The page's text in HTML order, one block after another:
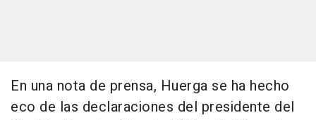
En una nota de prensa, Huerga se ha hecho
eco de las declaraciones del presidente del